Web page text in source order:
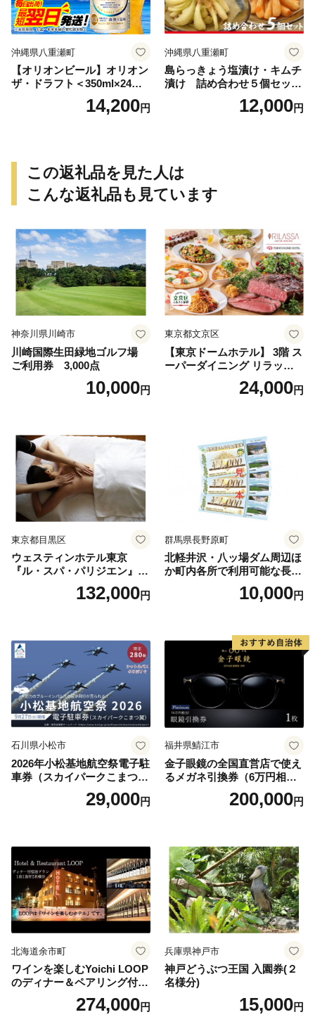
沖縄県八重瀬町
【オリオンビール】オリオン
ザ・ドラフト＜350ml×24缶
＞-ビール オリオン ビール 1
ケース 350ml 24本 すっきり
14,200円
沖縄県八重瀬町
島らっきょう塩漬け・キムチ
漬け 詰め合わせ５個セット
- らっきょう漬け 国産 沖縄県
産 らっきょ 島らっきょ 疲労
12,000円
この返礼品を見た人は
こんな返礼品も見ています
神奈川県川崎市
川崎国際生田緑地ゴルフ場
ご利用券 3,000点
10,000円
東京都文京区
【東京ドームホテル】 3階 ス
ーパーダイニング リラッサ
ランチブッフェ お食事券 大
人1名様分 関東 東京 ご利用
24,000円
東京都目黒区
ウェスティンホテル東京
『ル・スパ・パリジエン』選
べるボディセラピー90分/1名
132,000円
群馬県長野原町
北軽井沢・八ッ場ダム周辺ほ
か町内各所で利用可能な長野
原町ふるさと感謝券（3,000
円分）【トラベル 観光 旅行
10,000円
石川県小松市
2026年小松基地航空祭電子駐
車券（スカイパークこまつ
翼） 駐車場 シャトルバスの
りばすぐ 石川県 小松市
29,000円
福井県鯖江市
金子眼鏡の全国直営店で使え
るメガネ引換券（6万円相
当） Platinum200,000円
北海道余市町
ワインを楽しむYoichi LOOP
のディナー＆ペアリング付宿
泊プラン＜デラックスツイン
274,000円
兵庫県神戸市
神戸どうぶつ王国 入園券(２
名様分)
15,000円